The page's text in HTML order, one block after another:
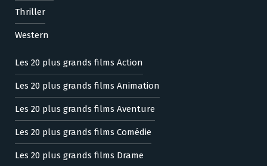
Thriller
Western
Les 20 plus grands films Action
Les 20 plus grands films Animation
Les 20 plus grands films Aventure
Les 20 plus grands films Comédie
Les 20 plus grands films Drame